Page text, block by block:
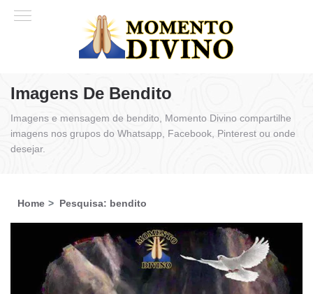
Imagens De Bendito
Imagens e mensagem de bendito, Momento Divino compartilhe
imagens nos grupos do Whatsapp, Facebook, Pinterest ou onde
desejar.
Home Pesquisa: bendito